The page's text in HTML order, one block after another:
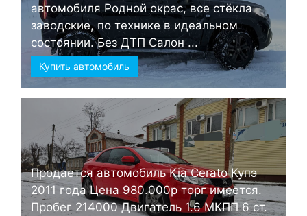
автомобиля Родной окрас, все стёкла
заводские, по технике в идеальном
состоянии. Без ДТП Салон ...
Купить автомобиль
Продается автомобиль Kia Cerato Купэ
2011 года Цена 980.000р торг имеется.
Пробег 214000 Двигатель 1.6 МКПП 6 ст.